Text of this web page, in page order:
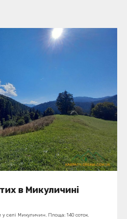
в Микуличині
селі Микуличин. Площа: 140 соток.